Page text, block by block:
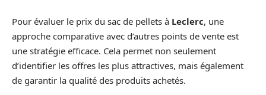
Pour évaluer le prix du sac de pellets à Leclerc, une
approche comparative avec d’autres points de vente est
une stratégie efficace. Cela permet non seulement
d’identifier les offres les plus attractives, mais également
de garantir la qualité des produits achetés.